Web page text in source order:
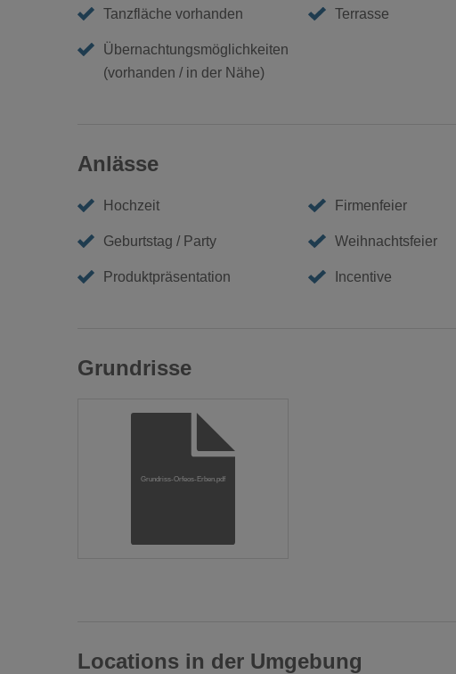
Tanzfläche vorhanden Terrasse
Übernachtungsmöglichkeiten
(vorhanden / in der Nähe)
Anlässe
Hochzeit Firmenfeier
Geburtstag / Party Weihnachtsfeier
Produktpräsentation Incentive
Grundrisse
Grundriss-Orfeos-Erben.pdf
Locations in der Umgebung